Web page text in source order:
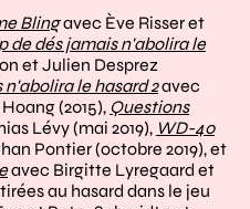
Blingavec Ève Risser et
de dés jamais n'abolira le
et Julien Desprez
le hasard 2avec
(2015), Questions
Lévy (mai 2019), WD-40
Pontier (octobre 2019), et
avec Birgitte Lyregaard et
au hasard dans le jeu